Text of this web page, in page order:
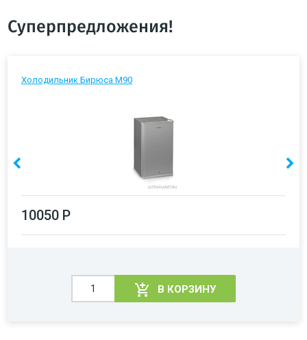
Суперпредложения!
Холодильник Бирюса М90
10050 Р
В КОРЗИНУ